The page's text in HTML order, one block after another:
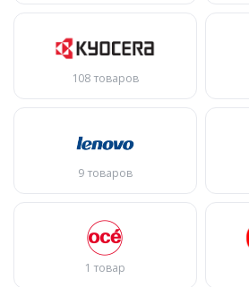
108 товаров
9 товаров
1 товар